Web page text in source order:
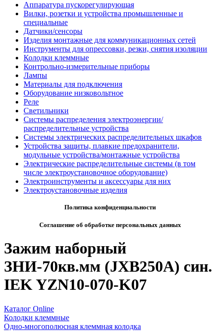
Аппаратура пускорегулирующая
Вилки, розетки и устройства промышленные и
специальные
Датчики/сенсоры
Изделия монтажные для коммуникационных сетей
Инструменты для опрессовки, резки, снятия изоляции
Колодки клеммные
Контрольно-измерительные приборы
Лампы
Материалы для подключения
Оборудование низковольтное
Реле
Светильники
Системы распределения электроэнергии/
распределительные устройства
Системы электрических распределительных шкафов
Устройства защиты, плавкие предохранители,
модульные устройства/монтажные устройства
Электрические распределительные системы (в том
числе электроустановочное оборудование)
Электроинструменты и аксессуары для них
Электроустановочные изделия
Политика конфиденциальности
Соглашение об обработке персональных данных
Зажим наборный
ЗНИ-70кв.мм (JXB250A) син.
IEK YZN10-070-K07
Каталог Online
Колодки клеммные
Одно-многополюсная клеммная колодка